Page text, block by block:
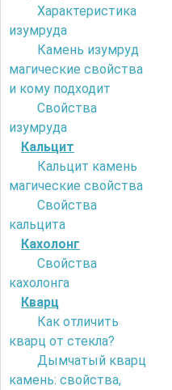
Характеристика
изумруда
Камень изумруд
магические свойства
и кому подходит
Свойства
изумруда
Кальцит
Кальцит камень
магические свойства
Свойства
кальцита
Кахолонг
Свойства
кахолонга
Кварц
Как отличить
кварц от стекла?
Дымчатый кварц
камень: свойства,